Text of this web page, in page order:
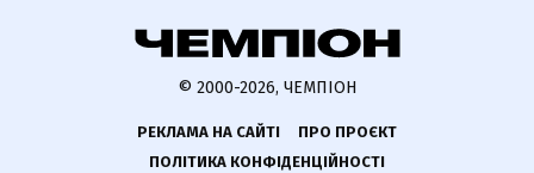
© 2000-2026, ЧЕМПІОН
РЕКЛАМА НА САЙТІ
ПРО ПРОЄКТ
ПОЛІТИКА КОНФІДЕНЦІЙНОСТІ